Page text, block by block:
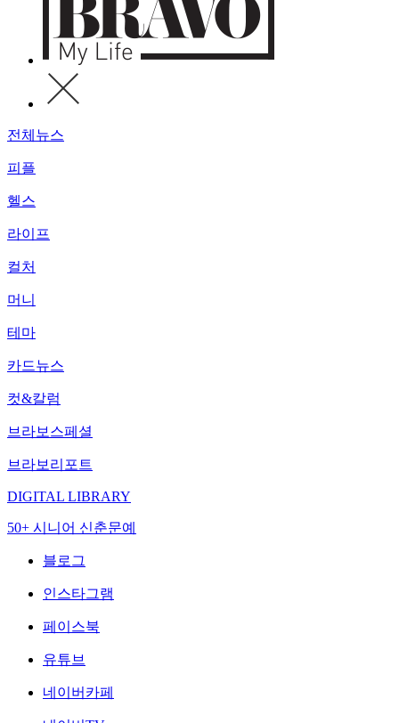
전체뉴스
피플
헬스
라이프
컬처
머니
테마
카드뉴스
컷&칼럼
브라보스페셜
브라보리포트
DIGITAL LIBRARY
50+ 시니어 신춘문예
블로그
인스타그램
페이스북
유튜브
네이버카페